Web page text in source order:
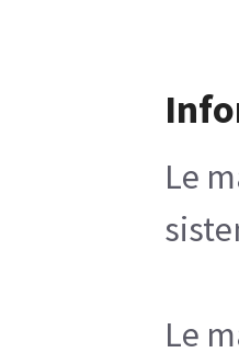
Le
Le